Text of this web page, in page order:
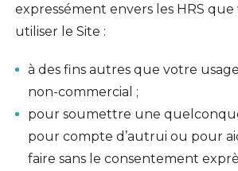
expressément envers les HRS que
utiliser le Site :
à des fins autres que votre
non-commercial ;
pour soumettre une
pour compte d’autrui ou pour
faire sans le consentement